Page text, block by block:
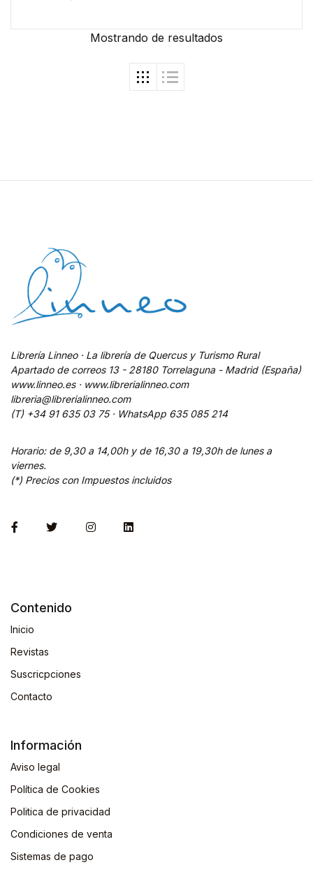
Mostrando de resultados
Librería Linneo · La librería de Quercus y Turismo Rural
Apartado de correos 13 - 28180 Torrelaguna - Madrid (España)
www.linneo.es · www.librerialinneo.com
libreria@librerialinneo.com
(T) +34 91 635 03 75 · WhatsApp 635 085 214
Horario: de 9,30 a 14,00h y de 16,30 a 19,30h de lunes a
viernes.
(*) Precios con Impuestos incluidos
Contenido
Inicio
Revistas
Suscricpciones
Contacto
Información
Aviso legal
Política de Cookies
Politica de privacidad
Condiciones de venta
Sistemas de pago